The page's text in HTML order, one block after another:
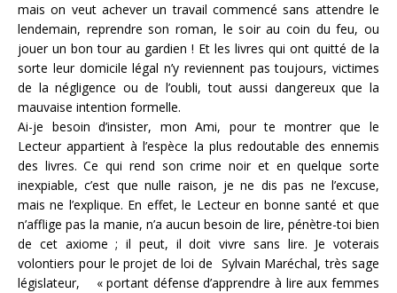
mais on veut achever un travail commencé sans attendre le
lendemain, reprendre son roman, le soir au coin du feu, ou
jouer un bon tour au gardien ! Et les livres qui ont quitté de la
sorte leur domicile légal n’y reviennent pas toujours, victimes
de la négligence ou de l’oubli, tout aussi dangereux que la
mauvaise intention formelle.
Ai-je besoin d’insister, mon Ami, pour te montrer que le
Lecteur appartient à l’espèce la plus redoutable des ennemis
des livres. Ce qui rend son crime noir et en quelque sorte
inexpiable, c’est que nulle raison, je ne dis pas ne l’excuse,
mais ne l’explique. En effet, le Lecteur en bonne santé et que
n’afflige pas la manie, n’a aucun besoin de lire, pénètre-toi bien
de cet axiome ; il peut, il doit vivre sans lire. Je voterais
volontiers pour le projet de loi de Sylvain Maréchal, très sage
législateur, « portant défense d’apprendre à lire aux femmes